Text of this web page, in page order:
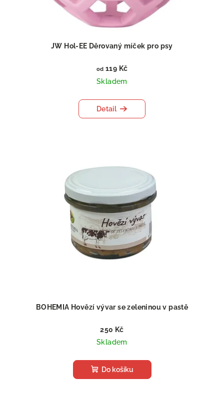
JW Hol-EE Děrovaný míček pro psy
od 119 Kč
Skladem
Detail
BOHEMIA Hovězí vývar se zeleninou v pastě
250 Kč
Skladem
Do košíku